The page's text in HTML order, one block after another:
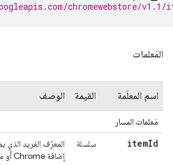
chromewebstore/
المَعلمات
اسم المعلَمة القيمة الوصف
مَعلمات المسار
itemId سلسلة
إضافة Chrome أو مظهر Chrome